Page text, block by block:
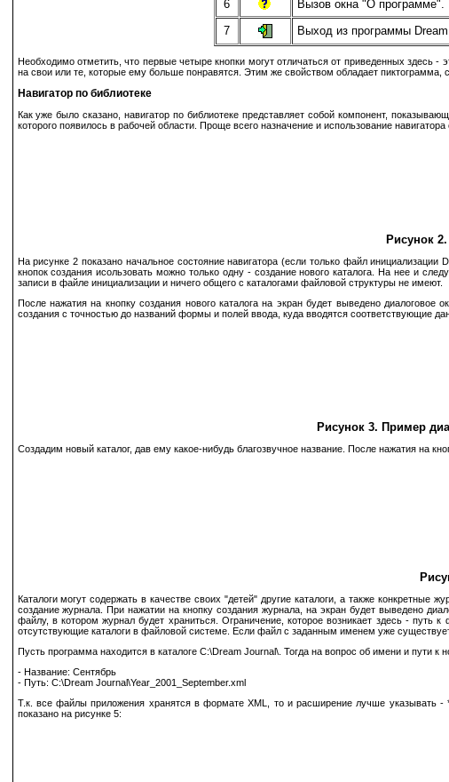
6
Вызов окна "О программе".
7
Выход из программы Dream
Необходимо отметить, что первые четыре кнопки могут отличаться от приведенных здесь
на свои или те, которые ему больше понравятся. Этим же свойством обладает пиктограмма,
Навигатор по библиотеке
Как уже было сказано, навигатор по библиотеке представляет собой компонент,
которого появилось в рабочей области. Проще всего назначение и использование
Рисунок
На рисунке 2 показано начальное состояние навигатора (если только файл
кнопок создания исользовать можно только одну - создание нового каталога. На нее и
записи в файле инициализации и ничего общего с каталогами файловой структуры не имеют.
После нажатия на кнопку создания нового каталога на экран будет выведено
создания с точностью до названий формы и полей ввода, куда вводятся соответствующие
Рисунок 3. Пример
Создадим новый каталог, дав ему какое-нибудь благозвучное название. После нажатия на
Каталоги могут содержать в качестве своих "детей" другие каталоги, а также
создание журнала. При нажатии на кнопку создания журнала, на экран будет выведено
файлу, в котором журнал будет храниться. Ограничение, которое возникает здесь -
отсутствующие каталоги в файловой системе. Если файл с заданным именем уже
Пусть программа находится в каталоге C:\Dream Journal\. Тогда на вопрос об имени и пути
- Название: Сентябрь
- Путь: C:\Dream Journal\Year_2001_September.xml
Т.к. все файлы приложения хранятся в формате XML, то и расширение лучше указывать
показано на рисунке 5: